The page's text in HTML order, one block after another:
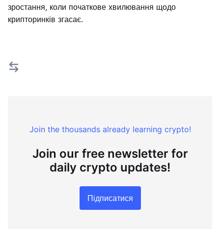
зростання, коли початкове хвилювання щодо
крипторинків згасає.
Join the thousands already learning crypto!
Join our free newsletter for
daily crypto updates!
Підписатися